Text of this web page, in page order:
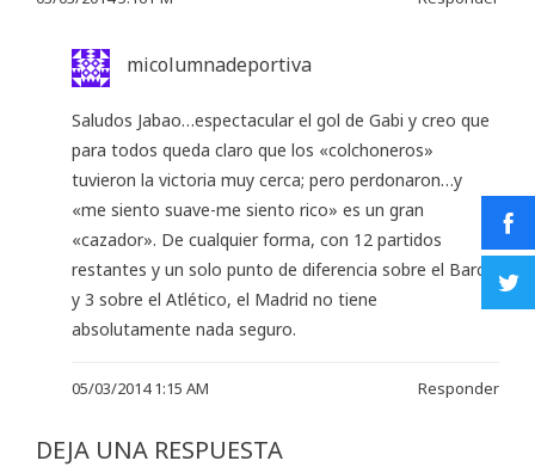
micolumnadeportiva
Saludos Jabao…espectacular el gol de Gabi y creo que
para todos queda claro que los «colchoneros»
tuvieron la victoria muy cerca; pero perdonaron…y
«me siento suave-me siento rico» es un gran
«cazador». De cualquier forma, con 12 partidos
restantes y un solo punto de diferencia sobre el Barca
y 3 sobre el Atlético, el Madrid no tiene
absolutamente nada seguro.
05/03/2014 1:15 AM Responder
DEJA UNA RESPUESTA